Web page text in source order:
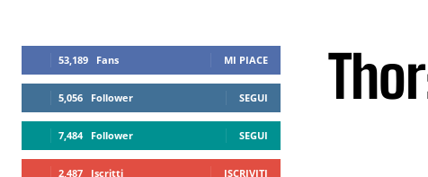
53,189 Fans MI PIACE
5,056 Follower SEGUI
7,484 Follower SEGUI
2,487 Iscritti ISCRIVITI